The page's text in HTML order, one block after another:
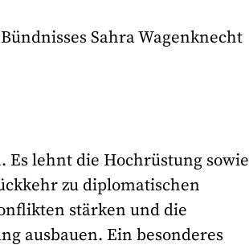
Sahra Wagenknecht
Es lehnt die Hochrüstung sowie
zu diplomatischen
stärken und die
ausbauen. Ein besonderes